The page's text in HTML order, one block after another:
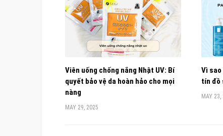
Viên uống chống nắng Nhật UV: Bí
quyết bảo vệ da hoàn hảo cho mọi
nàng
MAY 29, 2025
Vì
tín đồ
MAY 23,